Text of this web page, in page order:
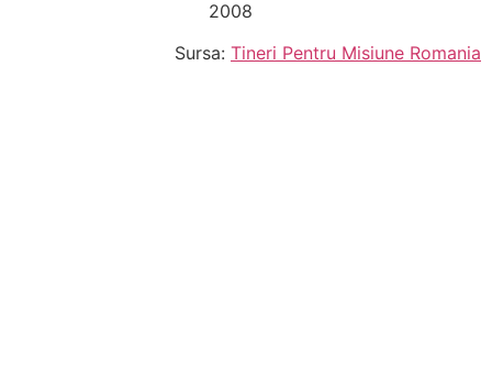
Sursa: Tineri Pentru Misiune Romania